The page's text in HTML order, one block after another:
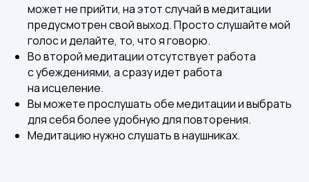
может не прийти, на этот случай в медитации
предусмотрен свой выход. Просто слушайте мой
голос и делайте, то, что я говорю.
Во второй медитации отсутствует работа
с убеждениями, а сразу идет работа
на исцеление.
Вы можете прослушать обе медитации и выбрать
для себя более удобную для повторения.
Медитацию нужно слушать в наушниках.